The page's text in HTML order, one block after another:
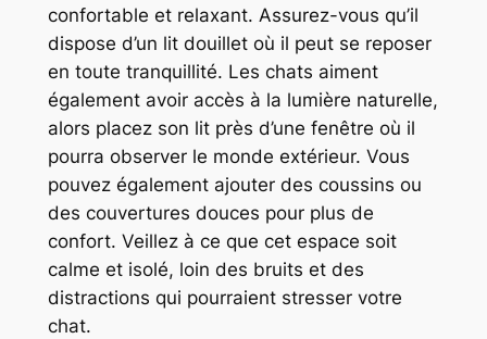
confortable et relaxant. Assurez-vous qu’il
dispose d’un lit douillet où il peut se reposer
en toute tranquillité. Les chats aiment
également avoir accès à la lumière naturelle,
alors placez son lit près d’une fenêtre où il
pourra observer le monde extérieur. Vous
pouvez également ajouter des coussins ou
des couvertures douces pour plus de
confort. Veillez à ce que cet espace soit
calme et isolé, loin des bruits et des
distractions qui pourraient stresser votre
chat.